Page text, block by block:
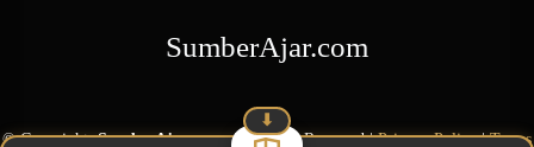
SumberAjar.com
©Copyright SumberAjar.com All Rights Reserved|Privacy Policy|Terms
⬇